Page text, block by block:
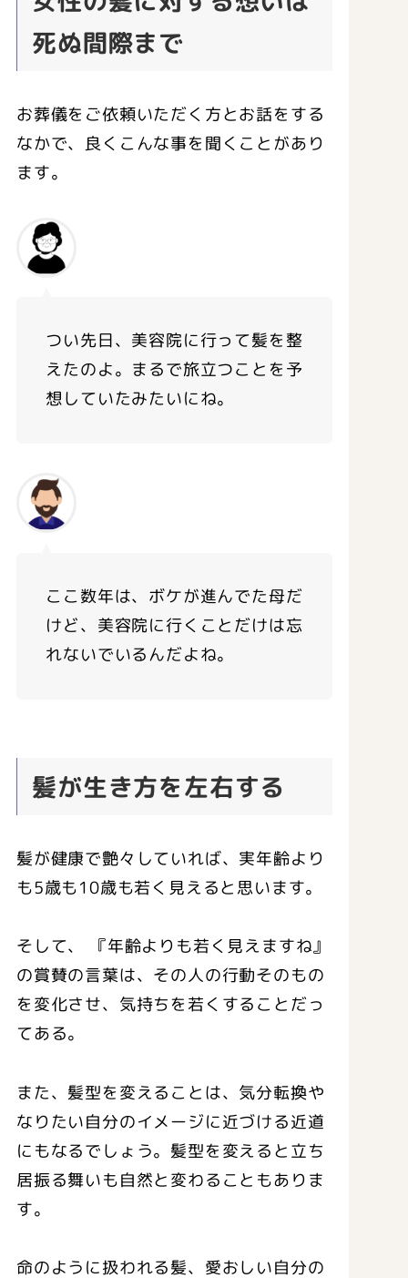
死ぬ間際まで
お葬儀をご依頼いただく方とお話をする
なかで、良くこんな事を聞くことがあり
ます。
つい先日、美容院に行って髪を整
えたのよ。まるで旅立つことを予
想していたみたいにね。
ここ数年は、ボケが進んでた母だ
けど、美容院に行くことだけは忘
れないでいるんだよね。
髪が生き方を左右する
髪が健康で艶々していれば、実年齢より
も5歳も10歳も若く見えると思います。
そして、 『年齢よりも若く見えますね』
の賞賛の言葉は、その人の行動そのもの
を変化させ、気持ちを若くすることだっ
てある。
また、髪型を変えることは、気分転換や
なりたい自分のイメージに近づける近道
にもなるでしょう。髪型を変えると立ち
居振る舞いも自然と変わることもありま
す。
命のように扱われる髪、愛おしい自分の